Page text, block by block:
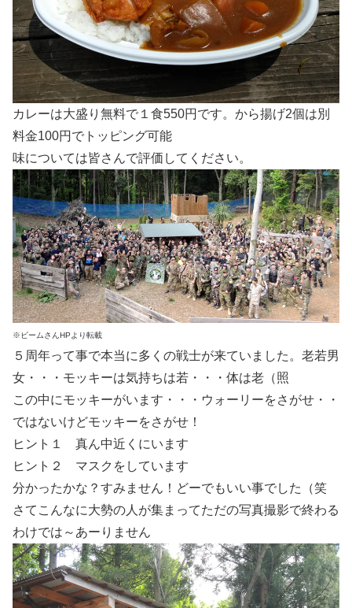
カレーは大盛り無料で１食550円です。から揚げ2個は別
料金100円でトッピング可能
味については皆さんで評価してください。
※ビームさんHPより転載
５周年って事で本当に多くの戦士が来ていました。老若男
女・・・モッキーは気持ちは若・・・体は老（照
この中にモッキーがいます・・・ウォーリーをさがせ・・
ではないけどモッキーをさがせ！
ヒント１ 真ん中近くにいます
ヒント２ マスクをしています
分かったかな？すみません！どーでもいい事でした（笑
さてこんなに大勢の人が集まってただの写真撮影で終わる
わけでは～あーりません